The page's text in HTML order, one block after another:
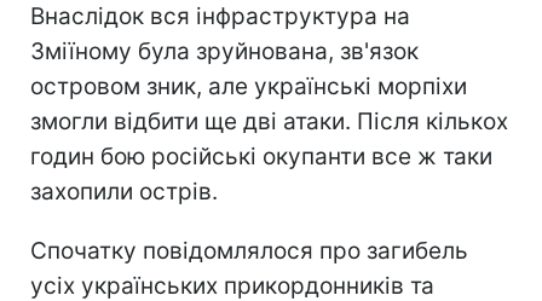
Внаслідок вся інфраструктура на
Зміїному була зруйнована, зв'язок
островом зник, але українські морпіхи
змогли відбити ще дві атаки. Після кількох
годин бою російські окупанти все ж таки
захопили острів.
Спочатку повідомлялося про загибель
усіх українських прикордонників та